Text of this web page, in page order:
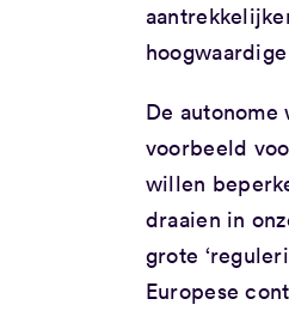
De
voorbeeld
willen
draaien in
grote
Europese